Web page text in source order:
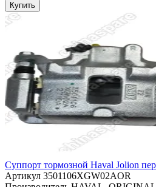
Купить
Суппорт тормозной Haval Jolion
Артикул 3501106XGW02AOR